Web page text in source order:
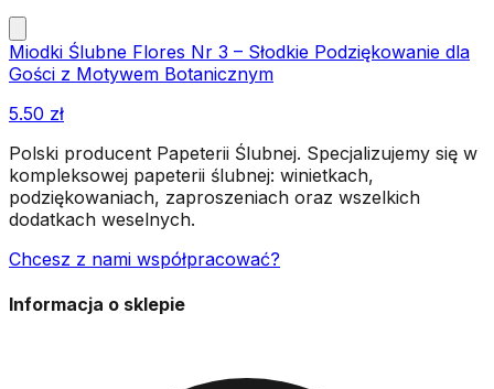
Miodki Ślubne Flores Nr 3 – Słodkie Podziękowanie dla
Gości z Motywem Botanicznym
5.50 zł
Polski producent Papeterii Ślubnej. Specjalizujemy się w
kompleksowej papeterii ślubnej: winietkach,
podziękowaniach, zaproszeniach oraz wszelkich
dodatkach weselnych.
Chcesz z nami współpracować?
Informacja o sklepie